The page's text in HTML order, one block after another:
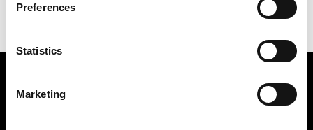
Preferences
Statistics
Marketing